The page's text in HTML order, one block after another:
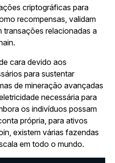
criptográficas para
recompensas, validam
transações relacionadas a
cara devido aos
para sustentar
de mineração avançadas
necessária para
os indivíduos possam
própria, para ativos
existem várias fazendas
em todo o mundo.